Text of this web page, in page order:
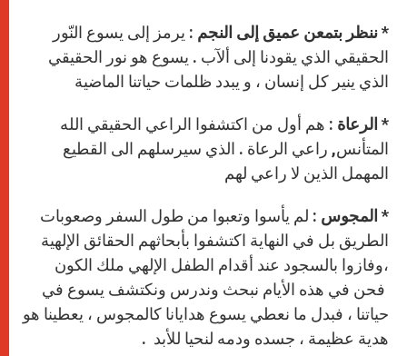
*ننظر بتمعن عميق إلى النجم : يرمز إلى يسوع النّور
الحقيقي الذي يقودنا إلى ألآب . يسوع هو نور الحقيقي
الذي ينير كل إنسان ، و يبدد ظلمات حياتنا الماضية
* الرعاة : هم أول من اكتشفوا الراعي الحقيقي الله
المتأنس, راعي الرعاة . الذي سيرسلهم الى القطيع
المهمل الذين لا راعي لهم
* المجوس : لم يأسوا وتعبوا من طول السفر وصعوبات
الطريق بل في النهاية اكتشفوا بأبحاثهم الحقائق الإلهية
،وفازوا بالسجود عند أقدام الطفل الإلهي ملك الكون
فحن في هذه الأيام نبحث وندرس ونكتشف يسوع في
حياتنا ، فبدل ما نعطي يسوع هدايانا كالمجوس ، يعطينا هو
هدية عظيمة ، جسده ودمه لنحيا للأبد .